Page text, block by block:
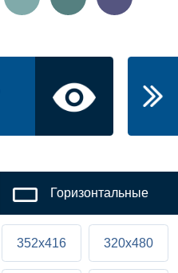
Горизонтальные
352x416 320x480